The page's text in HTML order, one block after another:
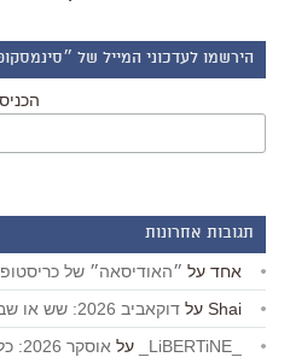
הירשמו לעדכוני המייל של
תגובות אחרונות
אחד על ״האודיסאה״ של
Shai על דוקאביב 2026: שש או שבע המלצות
על אוסקר 2026: כל הזוכים